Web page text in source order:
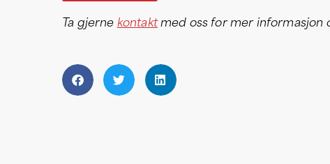
Ta gjerne kontaktmed oss for mer informasjon